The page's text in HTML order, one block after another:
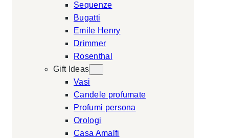
Sequenze
Bugatti
Emile Henry
Drimmer
Rosenthal
Gift Ideas
Vasi
Candele profumate
Profumi persona
Orologi
Casa Amalfi